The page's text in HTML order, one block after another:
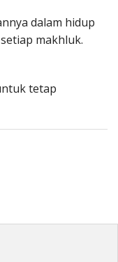
dalam hidup
makhluk.
tetap